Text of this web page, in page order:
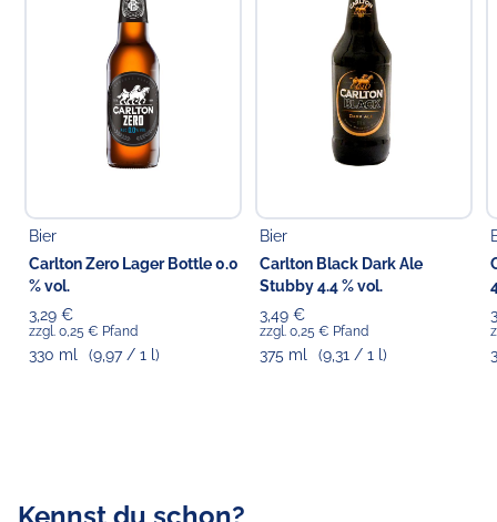
Choppy's Food & Non-Food GmbH
Koldingstr. 1B
22769 Hamburg
Bier
Carlton Zero Lager Bottle 0.0
% vol.
3,29 €
zzgl. 0,25 € Pfand
330 ml (9,97 / 1 l)
Bier
Carlton Black Dark Ale
Stubby 4.4 % vol.
3,49 €
zzgl. 0,25 € Pfand
375 ml (9,31 / 1 l)